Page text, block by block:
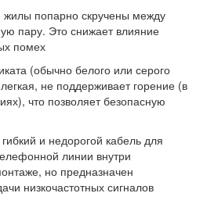
попарно скручены между
пару. Это снижает влияние
помех
(обычно белого или серого
не поддерживает горение (в
что позволяет безопасную
и недорогой кабель для
линии внутри
но предназначен
низкочастотных сигналов